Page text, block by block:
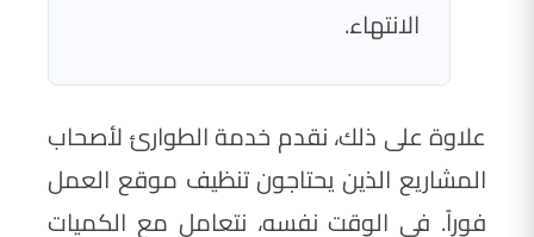
الانتهاء.
علاوة على ذلك، نقدم خدمة الطوارئ لأصحاب
المشاريع الذين يحتاجون تنظيف موقع العمل
فوراً. في الوقت نفسه، نتعامل مع الكميات